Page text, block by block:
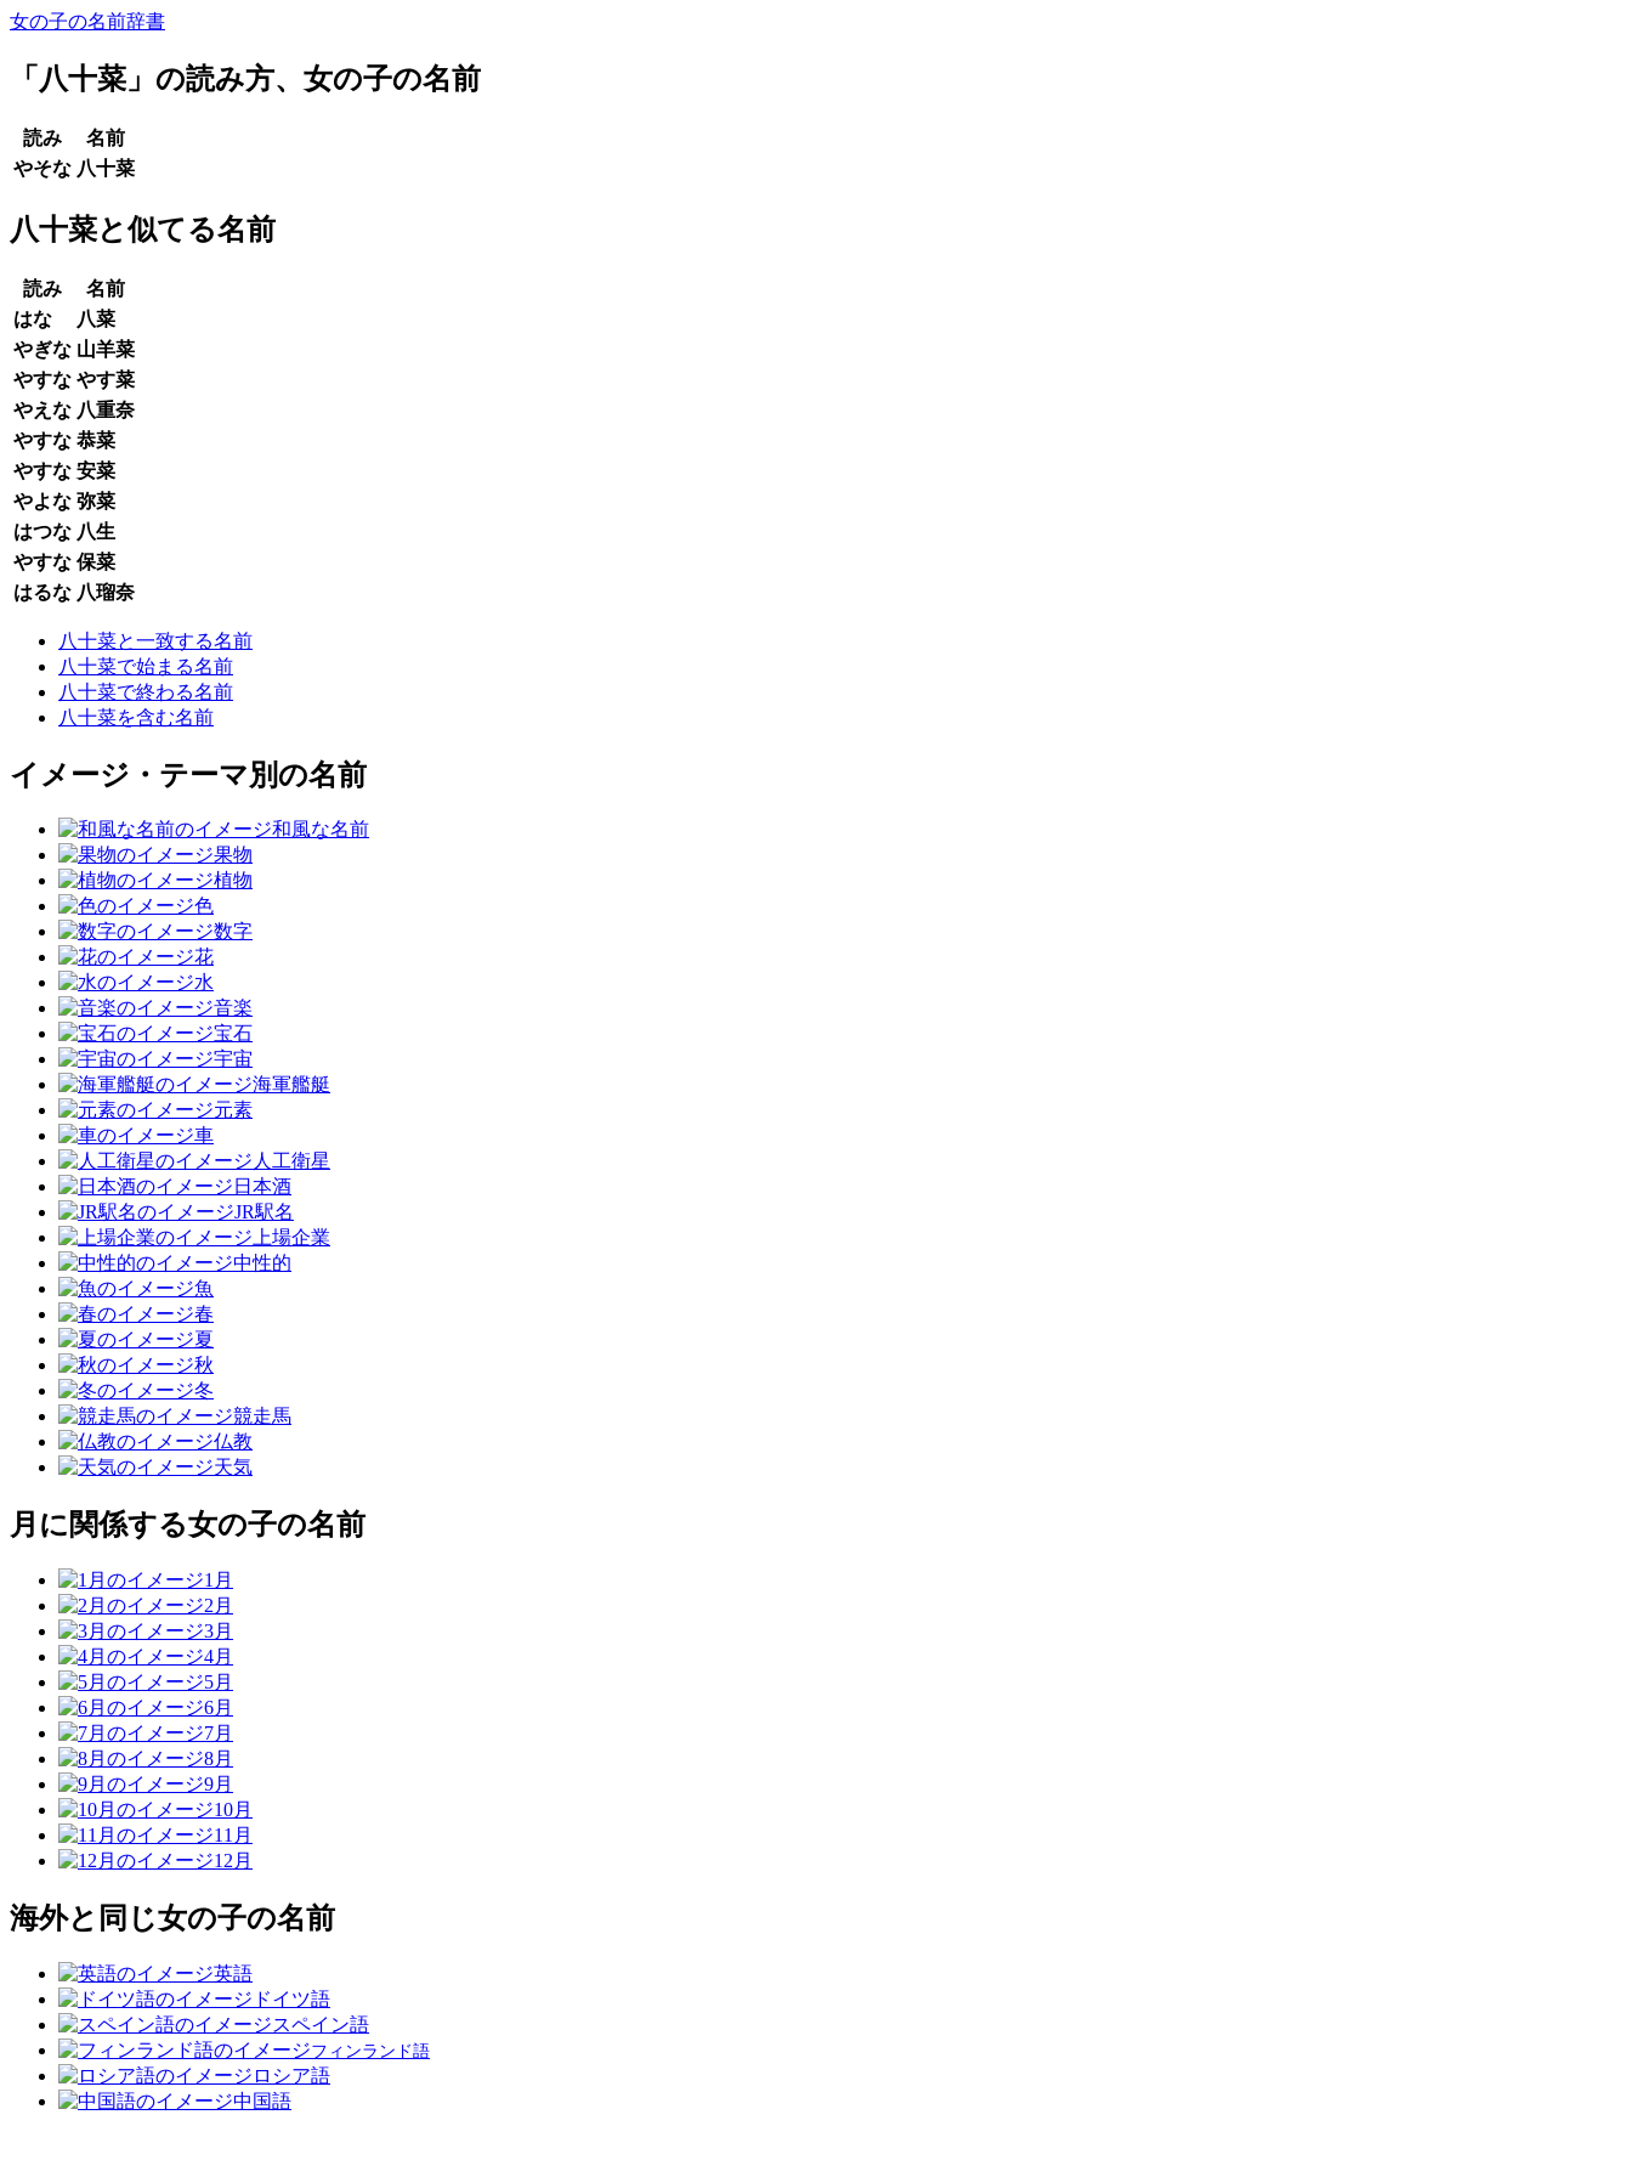
女の子の名前辞書
「 八十菜 」の読み方、女の子の名前
読み
名前
やそな 八十菜
八十菜と似てる名前
読み
名前
はな
八菜
やぎな 山羊菜
やすな やす菜
やえな 八重奈
やすな 恭菜
やすな 安菜
やよな 弥菜
はつな 八生
やすな 保菜
はるな 八瑠奈
八十菜と一致する名前
八十菜で始まる名前
八十菜で終わる名前
八十菜を含む名前
イメージ・テーマ別の名前
和風な名前
果物
植物
色
数字
花
水
音楽
宝石
宇宙
海軍艦艇
元素
車
人工衛星
日本酒
JR駅名
上場企業
中性的
魚
春
夏
秋
冬
競走馬
仏教
天気
月に関係する女の子の名前
1月
2月
3月
4月
5月
6月
7月
8月
9月
10月
11月
12月
海外と同じ女の子の名前
英語
ドイツ語
スペイン語
フィンランド語
ロシア語
中国語